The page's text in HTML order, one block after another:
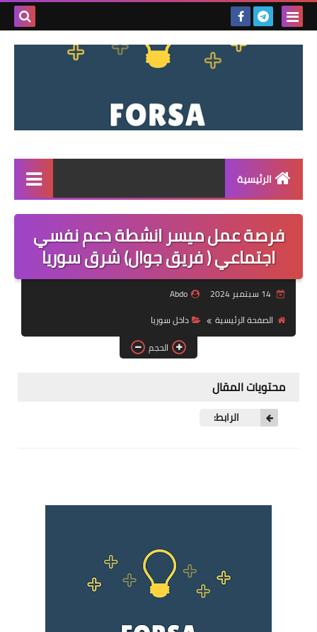
بحث
الرئيسية
القائمة
مناقصات
فرص عمل داخل سوريا
فرص عمل في العراق
فرص عمل في اليمن
فرصة عمل ميسر انشطة دعم نفسي
اجتماعي ( فريق جوال) شرق سوريا
14 سبتمبر 2024
Abdo
الصفحة الرئيسية
داخل سوريا
الحجم
محتويات المقال
الرابط: